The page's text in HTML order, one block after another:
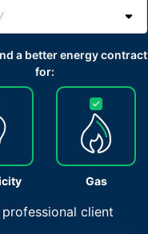
a better energy contract
for:
Gas
professional client